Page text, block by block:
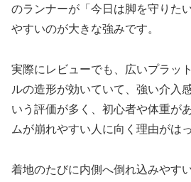
のランナーが「今日は脚を守りた
やすいのが大きな強みです。
実際にレビューでも、広いプラッ
ルの造形が効いていて、強い介入
いう評価が多く、初心者や体重が
ムが崩れやすい人に向く理由がは
着地のたびに内側へ倒れ込みやす